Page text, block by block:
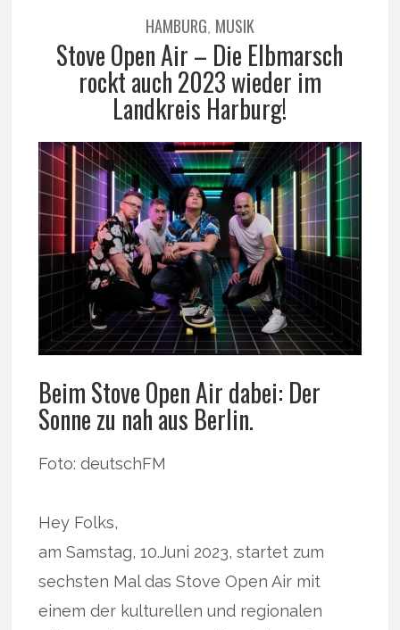
HAMBURG, MUSIK
Stove Open Air – Die Elbmarsch
rockt auch 2023 wieder im
Landkreis Harburg!
Beim Stove Open Air dabei: Der
Sonne zu nah aus Berlin.
Foto: deutschFM
Hey Folks,
am Samstag, 10.Juni 2023, startet zum
sechsten Mal das Stove Open Air mit
einem der kulturellen und regionalen